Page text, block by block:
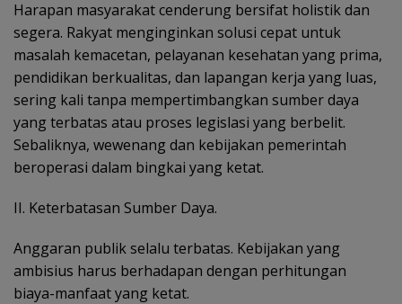
Harapan masyarakat cenderung bersifat holistik dan
segera. Rakyat menginginkan solusi cepat untuk
masalah kemacetan, pelayanan kesehatan yang prima,
pendidikan berkualitas, dan lapangan kerja yang luas,
sering kali tanpa mempertimbangkan sumber daya
yang terbatas atau proses legislasi yang berbelit.
Sebaliknya, wewenang dan kebijakan pemerintah
beroperasi dalam bingkai yang ketat.
II. Keterbatasan Sumber Daya.
Anggaran publik selalu terbatas. Kebijakan yang
ambisius harus berhadapan dengan perhitungan
biaya-manfaat yang ketat.